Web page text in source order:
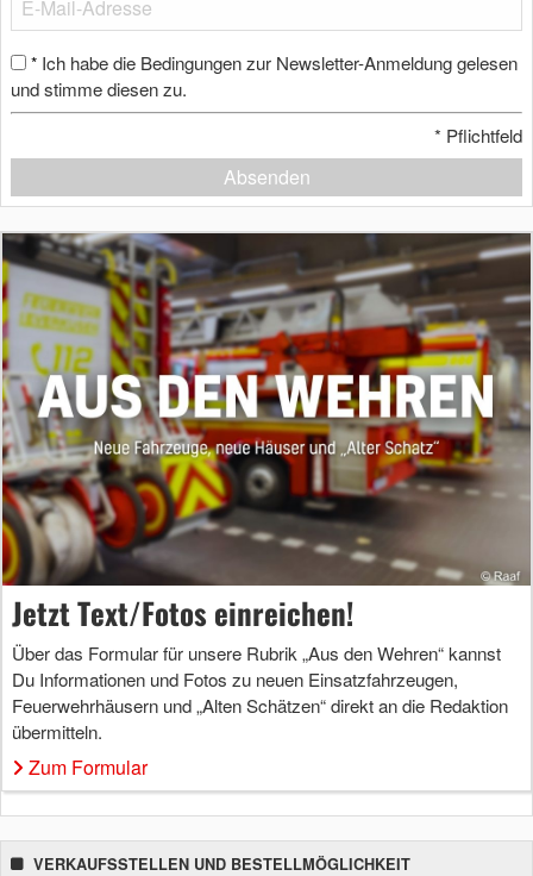
* Ich habe die Bedingungen zur Newsletter-Anmeldung gelesen
und stimme diesen zu.
* Pflichtfeld
Absenden
Jetzt Text/Fotos einreichen!
Über das Formular für unsere Rubrik „Aus den Wehren“ kannst
Du Informationen und Fotos zu neuen Einsatzfahrzeugen,
Feuerwehrhäusern und „Alten Schätzen“ direkt an die Redaktion
übermitteln.
Zum Formular
VERKAUFSSTELLEN UND BESTELLMÖGLICHKEIT